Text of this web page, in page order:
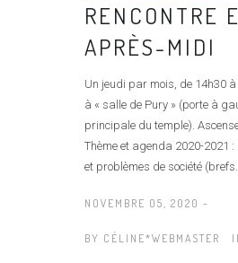
RENCONTRE
APRÈS-MIDI
Un jeudi par mois, de 14h30
à « salle de Pury » (porte à
principale du temple).
Thème et agenda 2020-2021
et problèmes de société
NOVEMBRE 05, 2020 -
BY CÉLINE*WEBMASTER